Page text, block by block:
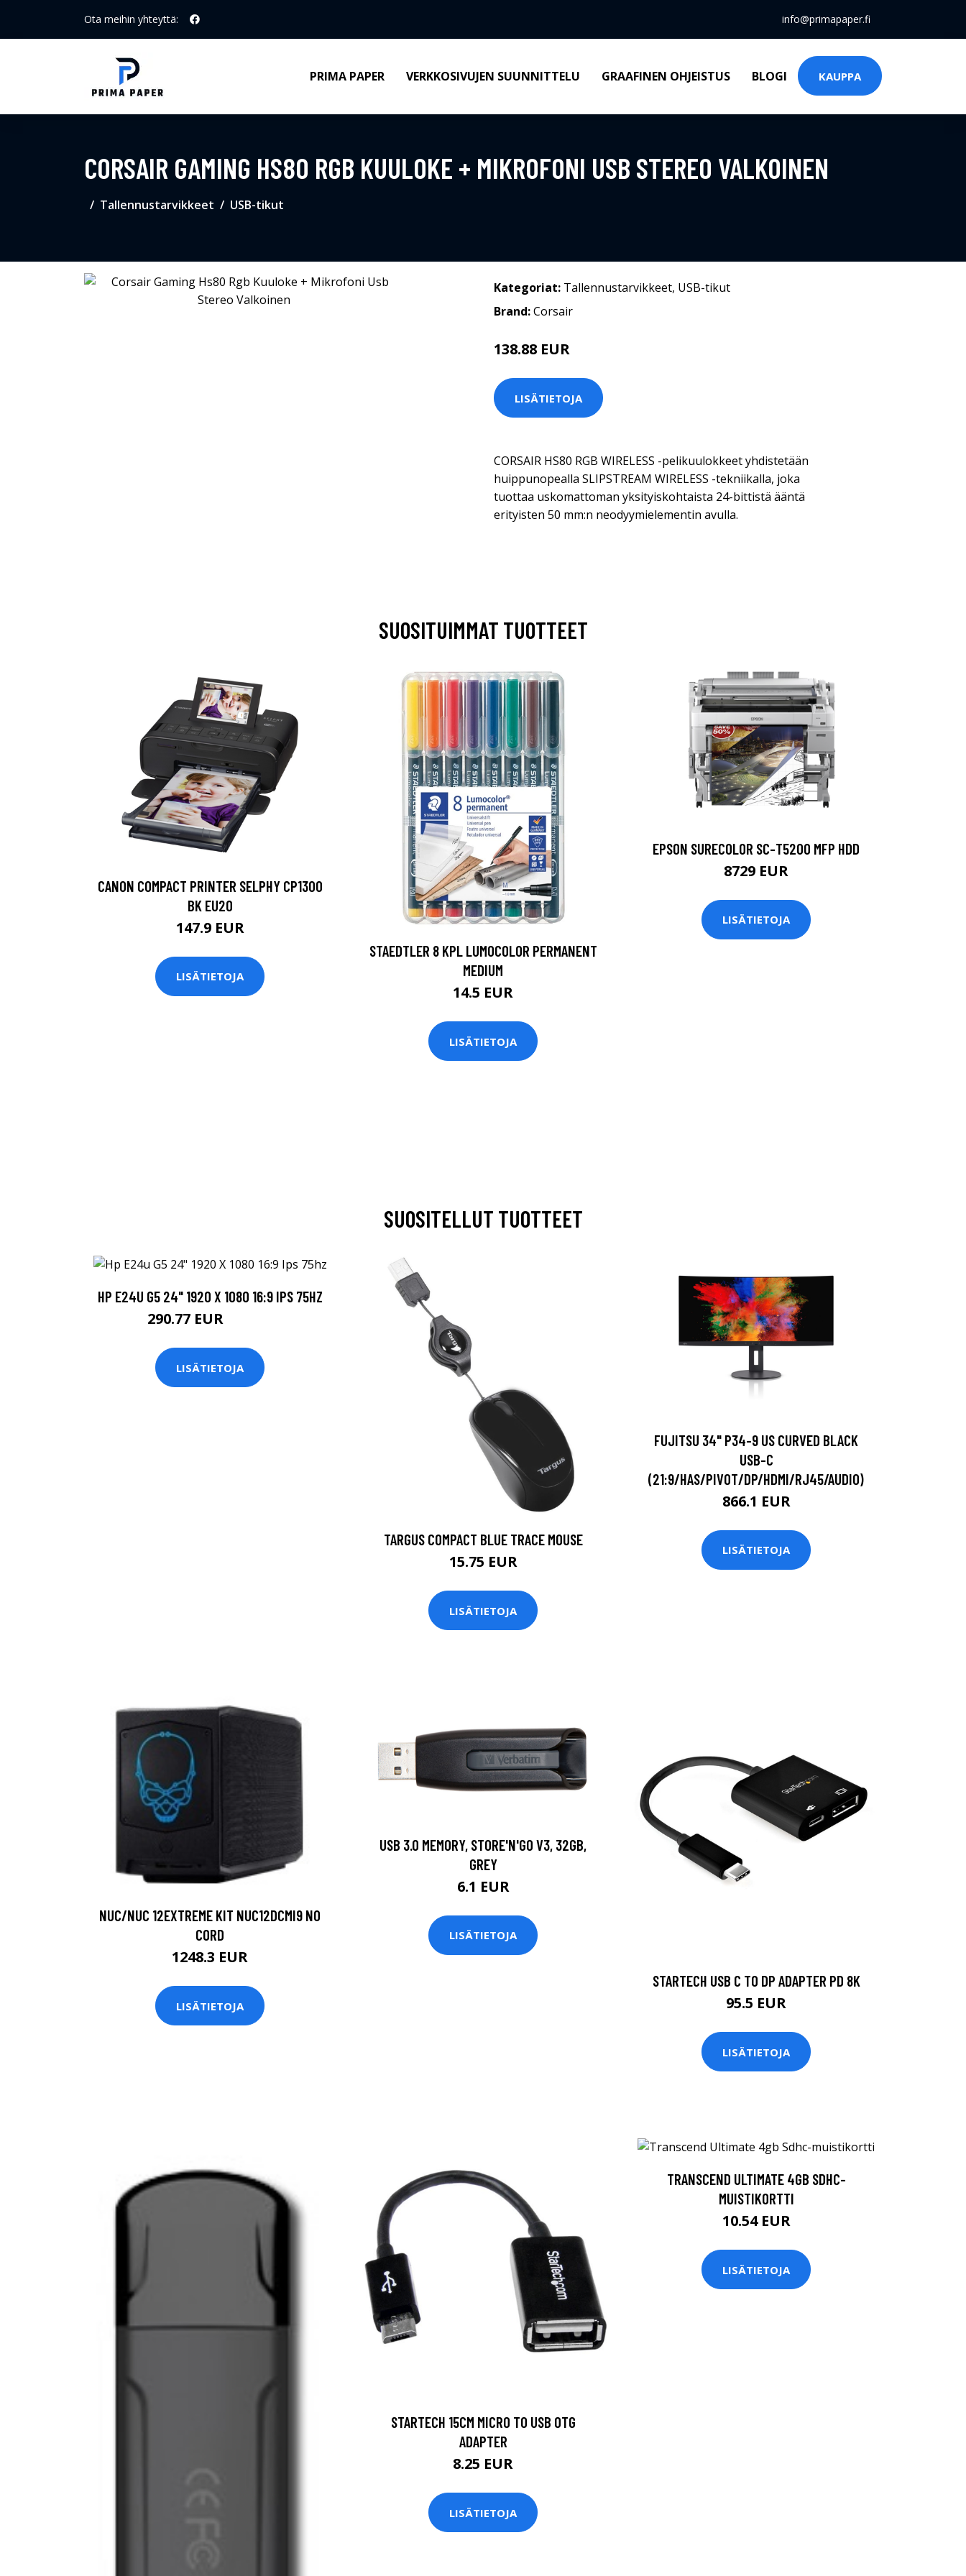
Ota meihin yhteyttä: info@primapaper.fi
PRIMA PAPER VERKKOSIVUJEN SUUNNITTELU GRAAFINEN OHJEISTUS BLOGI KAUPPA
CORSAIR GAMING HS80 RGB KUULOKE + MIKROFONI USB STEREO VALKOINEN
Tallennustarvikkeet USB-tikut
Kategoriat: Tallennustarvikkeet, USB-tikut
Brand:Corsair
138.88 EUR
LISÄTIETOJA
CORSAIR HS80 RGB WIRELESS -pelikuulokkeet yhdistetään
huippunopealla SLIPSTREAM WIRELESS -tekniikalla, joka
tuottaa uskomattoman yksityiskohtaista 24-bittistä ääntä
erityisten 50 mm:n neodyymielementin avulla.
SUOSITUIMMAT TUOTTEET
CANON COMPACT PRINTER SELPHY CP1300
BK EU20
147.9 EUR
LISÄTIETOJA
STAEDTLER 8 KPL LUMOCOLOR PERMANENT
MEDIUM
14.5 EUR
LISÄTIETOJA
EPSON SURECOLOR SC-T5200 MFP HDD
8729 EUR
LISÄTIETOJA
SUOSITELLUT TUOTTEET
HP E24U G5 24" 1920 X 1080 16:9 IPS 75HZ
290.77 EUR
LISÄTIETOJA
TARGUS COMPACT BLUE TRACE MOUSE
15.75 EUR
LISÄTIETOJA
FUJITSU 34" P34-9 US CURVED BLACK
USB-C
(21:9/HAS/PIVOT/DP/HDMI/RJ45/AUDIO)
866.1 EUR
LISÄTIETOJA
NUC/NUC 12EXTREME KIT NUC12DCMI9 NO
CORD
1248.3 EUR
LISÄTIETOJA
USB 3.0 MEMORY, STORE'N'GO V3, 32GB,
GREY
6.1 EUR
LISÄTIETOJA
STARTECH USB C TO DP ADAPTER PD 8K
95.5 EUR
LISÄTIETOJA
STARTECH 15CM MICRO TO USB OTG
ADAPTER
8.25 EUR
LISÄTIETOJA
TRANSCEND ULTIMATE 4GB SDHC-
MUISTIKORTTI
10.54 EUR
LISÄTIETOJA